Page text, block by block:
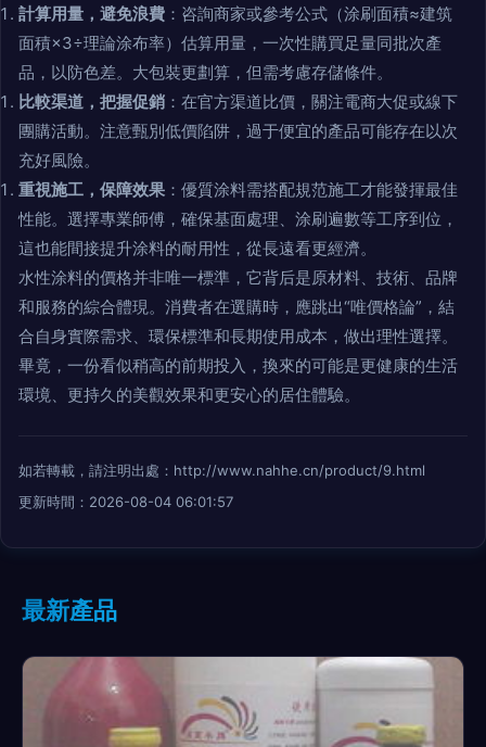
計算用量，避免浪費 ：咨詢商家或參考公式（涂刷面積≈建筑
面積×3÷理論涂布率）估算用量，一次性購買足量同批次產
品，以防色差。大包裝更劃算，但需考慮存儲條件。
比較渠道，把握促銷 ：在官方渠道比價，關注電商大促或線下
團購活動。注意甄別低價陷阱，過于便宜的產品可能存在以次
充好風險。
重視施工，保障效果 ：優質涂料需搭配規范施工才能發揮最佳
性能。選擇專業師傅，確保基面處理、涂刷遍數等工序到位，
這也能間接提升涂料的耐用性，從長遠看更經濟。
水性涂料的價格并非唯一標準，它背后是原材料、技術、品牌
和服務的綜合體現。消費者在選購時，應跳出“唯價格論”，結
合自身實際需求、環保標準和長期使用成本，做出理性選擇。
畢竟，一份看似稍高的前期投入，換來的可能是更健康的生活
環境、更持久的美觀效果和更安心的居住體驗。
如若轉載，請注明出處：http://www.nahhe.cn/product/9.html
更新時間：2026-08-04 06:01:57
最新產品